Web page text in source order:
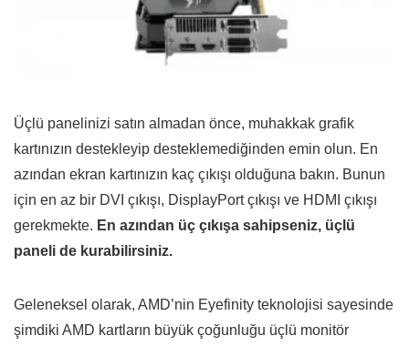
Üçlü panelinizi satın almadan önce, muhakkak grafik
kartınızın destekleyip desteklemediğinden emin olun. En
azından ekran kartınızın kaç çıkışı olduğuna bakın. Bunun
için en az bir DVI çıkışı, DisplayPort çıkışı ve HDMI çıkışı
gerekmekte. En azından üç çıkışa sahipseniz, üçlü
paneli de kurabilirsiniz.
Geleneksel olarak, AMD’nin Eyefinity teknolojisi sayesinde
şimdiki AMD kartların büyük çoğunluğu üçlü monitör